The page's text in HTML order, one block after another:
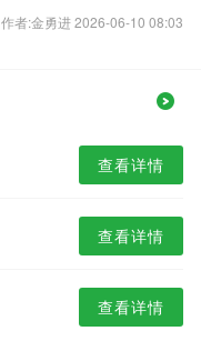
作者:金勇进 2026-06-10 08:03
查看详情
查看详情
查看详情